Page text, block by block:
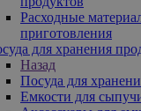
Расходные
приготовления
для хранения
Назад
Посуда для
Емкости для